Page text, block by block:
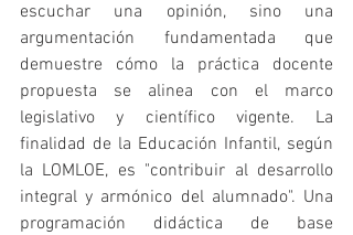
escuchar una opinión, sino una
argumentación fundamentada que
demuestre cómo la práctica docente
propuesta se alinea con el marco
legislativo y científico vigente. La
finalidad de la Educación Infantil, según
la LOMLOE, es "contribuir al desarrollo
integral y armónico del alumnado". Una
programación didáctica de base